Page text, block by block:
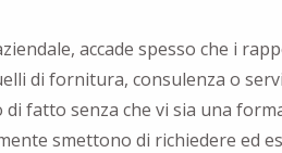
accade spesso che i
di fornitura, consulenza o
fatto senza che vi sia una
smettono di richiedere ed